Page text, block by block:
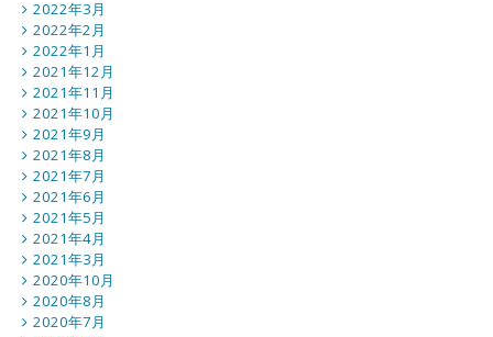
2022年3月
2022年2月
2022年1月
2021年12月
2021年11月
2021年10月
2021年9月
2021年8月
2021年7月
2021年6月
2021年5月
2021年4月
2021年3月
2020年10月
2020年8月
2020年7月